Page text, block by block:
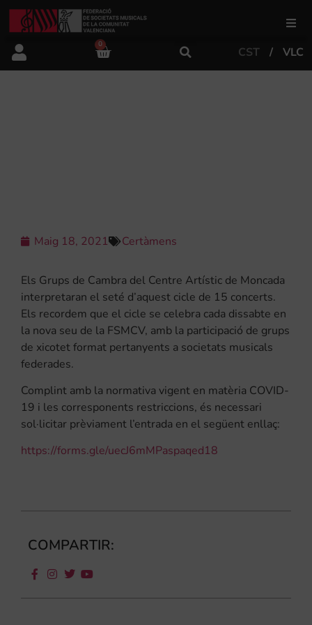
FSMCV
Actualitat
Tenda
0
CST VLC
Maig 18, 2021 Certàmens
Els Grups de Cambra del Centre Artístic de Moncada
interpretaran el seté d’aquest cicle de 15 concerts.
Els recordem que el cicle se celebra cada dissabte en
la nova seu de la FSMCV, amb la participació de grups
de xicotet format pertanyents a societats musicals
federades.
Complint amb la normativa vigent en matèria COVID-
19 i les corresponents restriccions, és necessari
sol·licitar prèviament l’entrada en el següent enllaç:
https://forms.gle/uecJ6mMPaspaqed18
COMPARTIR: